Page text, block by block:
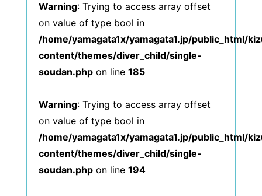
Warning: Trying to access array offset
on value of type bool in
/home/yamagata1x/yamagata1.jp/public_html/
content/themes/diver_child/single-
soudan.php on line185
Warning: Trying to access array offset
on value of type bool in
/home/yamagata1x/yamagata1.jp/public_html/
content/themes/diver_child/single-
soudan.php on line194